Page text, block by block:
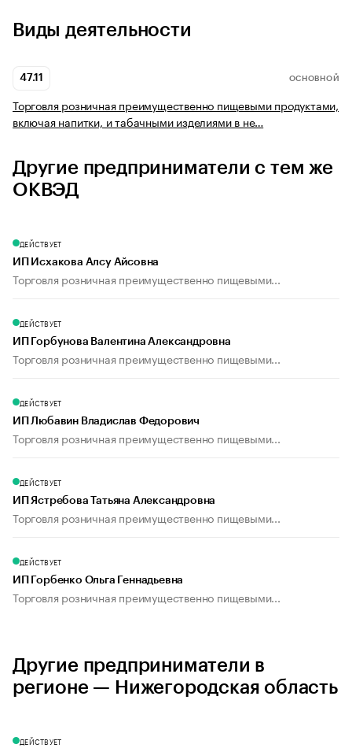
Виды деятельности
47.11 ОСНОВНОЙ
Торговля розничная преимущественно пищевыми продуктами,
включая напитки, и табачными изделиями в не…
Другие предприниматели с тем же
ОКВЭД
ДЕЙСТВУЕТ
ИП Исхакова Алсу Айсовна
Торговля розничная преимущественно пищевыми...
ДЕЙСТВУЕТ
ИП Горбунова Валентина Александровна
Торговля розничная преимущественно пищевыми...
ДЕЙСТВУЕТ
ИП Любавин Владислав Федорович
Торговля розничная преимущественно пищевыми...
ДЕЙСТВУЕТ
ИП Ястребова Татьяна Александровна
Торговля розничная преимущественно пищевыми...
ДЕЙСТВУЕТ
ИП Горбенко Ольга Геннадьевна
Торговля розничная преимущественно пищевыми...
Другие предприниматели в
регионе — Нижегородская область
ДЕЙСТВУЕТ